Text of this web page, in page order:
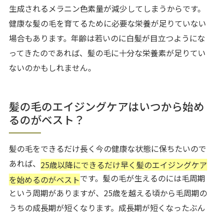
生成されるメラニン色素量が減少してしまうからです。
健康な髪の毛を育てるために必要な栄養が足りていない
場合もあります。年齢は若いのに白髪が目立つようにな
ってきたのであれば、髪の毛に十分な栄養素が足りてい
ないのかもしれません。
髪の毛のエイジングケアはいつから始め
るのがベスト？
髪の毛をできるだけ長く今の健康な状態に保ちたいので
あれば、 25歳以降にできるだけ早く髪のエイジングケア
を始めるのがベストです。髪の毛が生えるのには毛周期
という周期がありますが、25歳を越える頃から毛周期の
うちの成長期が短くなります。成長期が短くなったぶん